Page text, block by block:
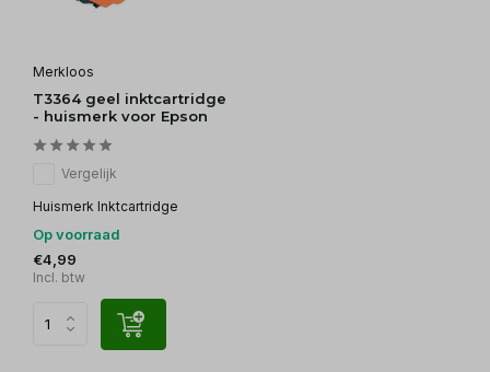
Merkloos
T3364 geel inktcartridge
- huismerk voor Epson
Vergelijk
Huismerk Inktcartridge
Op voorraad
€4,99
Incl. btw